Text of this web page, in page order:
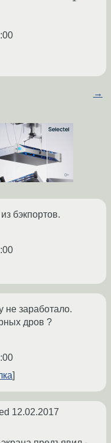
→
бэкпортов.
не заработало.
дров ?
12.02.2017